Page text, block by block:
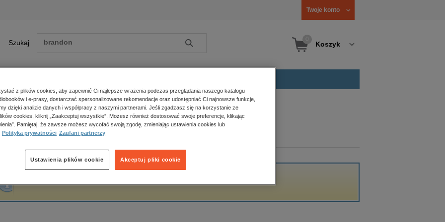
Twoje konto
Szukaj Szukaj Koszyk
Zobacz wszystkie E-prasa
polityka, społeczno-informacyjne
psychologiczne
popularno-naukowe
historia
główna Maria Izabela Fuss
Izabela Fuss
z plików cookies, aby zapewnić Ci najlepsze wrażenia podczas przeglądania naszego katalogu
i e-prasy, dostarczać spersonalizowane rekomendacje oraz udostępniać Ci najnowsze funkcje,
dzięki analizie danych i współpracy z naszymi partnerami. Jeśli zgadzasz się na korzystanie ze
cookies, kliknij „Zaakceptuj wszystkie”. Możesz również dostosować swoje preferencje, klikając
Pamiętaj, że zawsze możesz wycofać swoją zgodę, zmieniając ustawienia cookies lub
Polityka prywatności Zaufani partnerzy
Akceptuj pliki cookie
Ustawienia plików cookie